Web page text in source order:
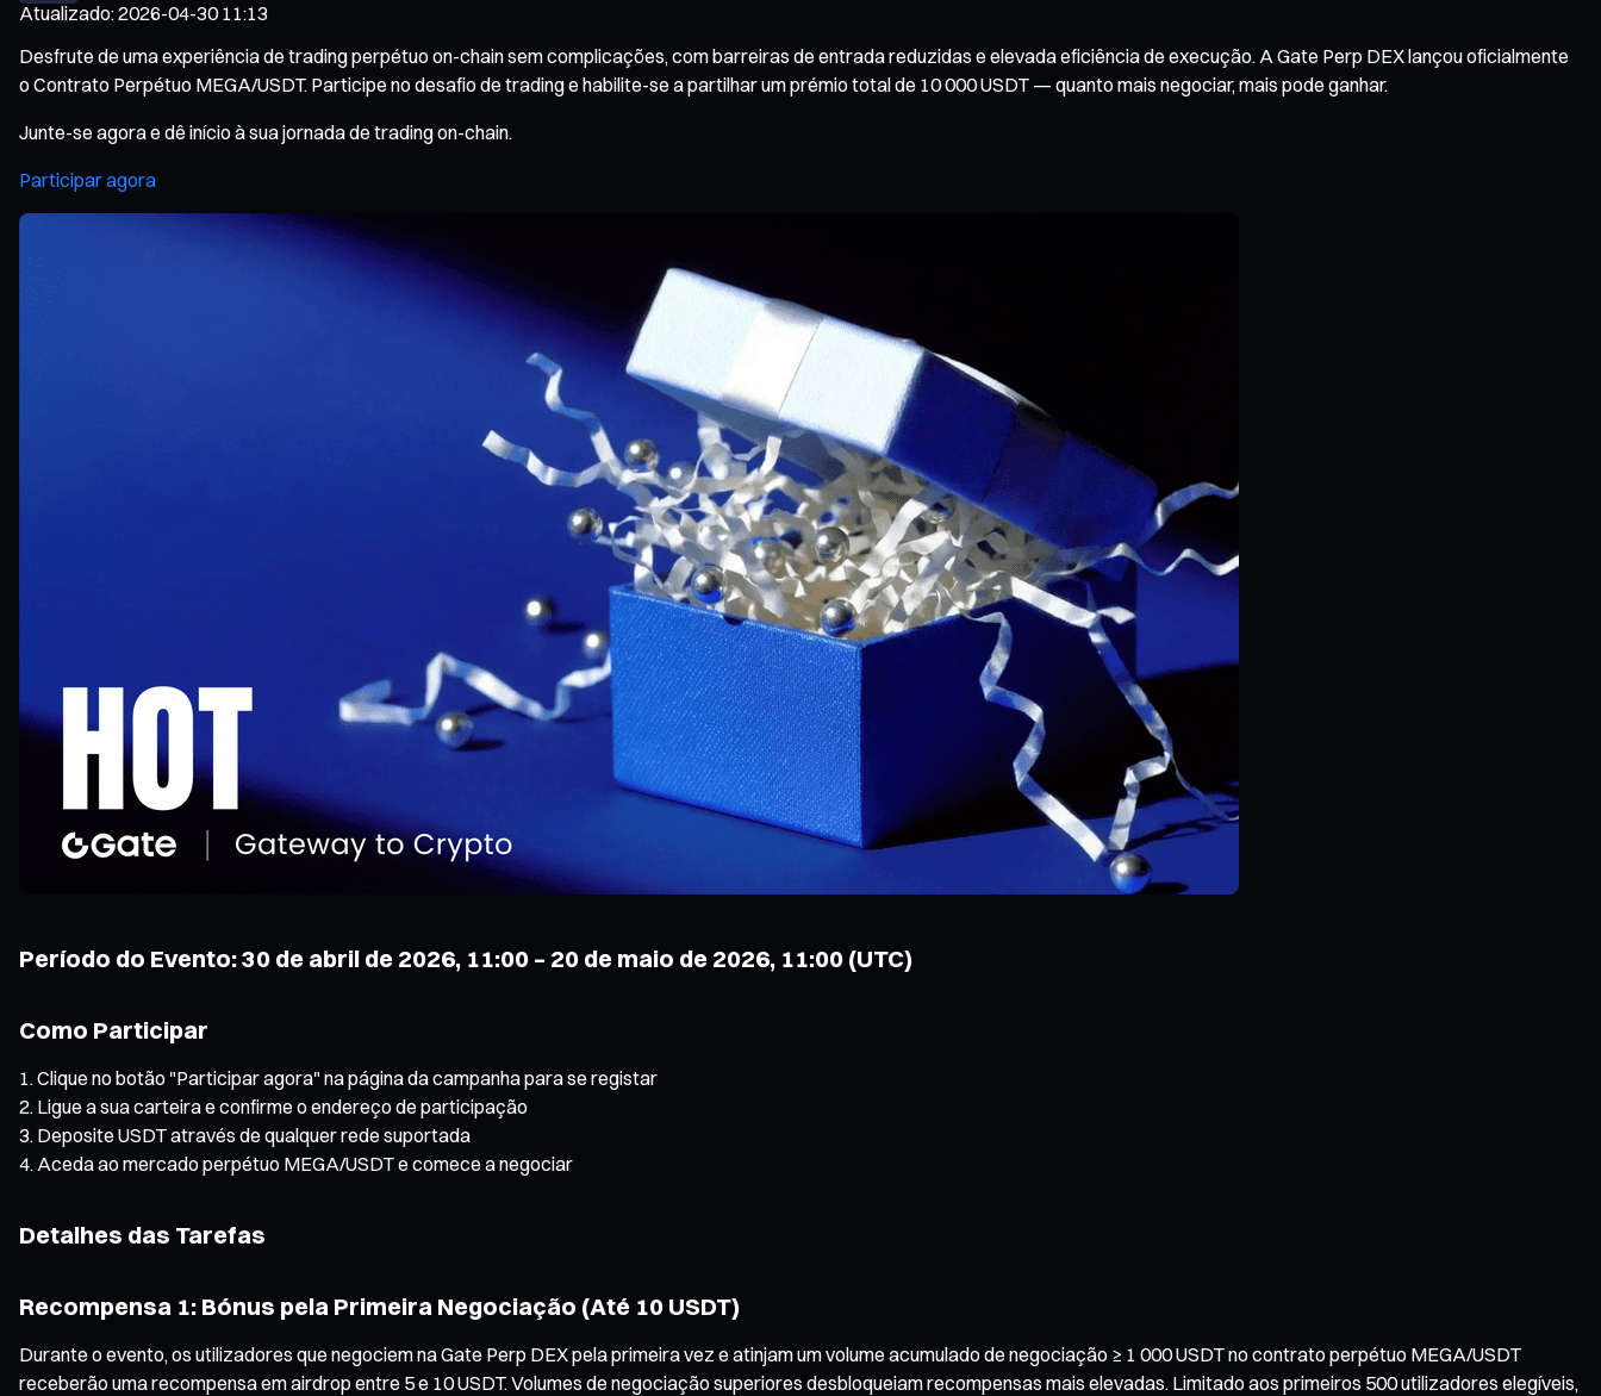
Atualizado:2026-04-30 11:13
Desfrute de uma experiência de trading perpétuo on-chain sem complicações, com barreiras de entrada reduzidas e elevada eficiência de execução. A Gate Perp DEX lançou oficialmente
o Contrato Perpétuo MEGA/USDT. Participe no desafio de trading e habilite-se a partilhar um prémio total de 10 000 USDT — quanto mais negociar, mais pode ganhar.
Junte-se agora e dê início à sua jornada de trading on-chain.
Participar agora
Período do Evento: 30 de abril de 2026, 11:00 – 20 de maio de 2026, 11:00 (UTC)
Como Participar
Clique no botão "Participar agora" na página da campanha para se registar
Ligue a sua carteira e confirme o endereço de participação
Deposite USDT através de qualquer rede suportada
Aceda ao mercado perpétuo MEGA/USDT e comece a negociar
Detalhes das Tarefas
Recompensa 1: Bónus pela Primeira Negociação (Até 10 USDT)
Durante o evento, os utilizadores que negociem na Gate Perp DEX pela primeira vez e atinjam um volume acumulado de negociação ≥ 1 000 USDT no contrato perpétuo MEGA/USDT
receberão uma recompensa em airdrop entre 5 e 10 USDT. Volumes de negociação superiores desbloqueiam recompensas mais elevadas. Limitado aos primeiros 500 utilizadores elegíveis,